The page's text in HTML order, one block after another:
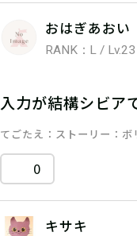
おはぎあおい
RANK：L / Lv.23
入力が結構シビア
てごたえ ストーリー ボ
0
キサキ